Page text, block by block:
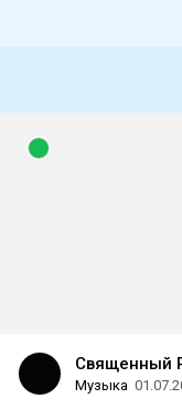
Священный
Музыка